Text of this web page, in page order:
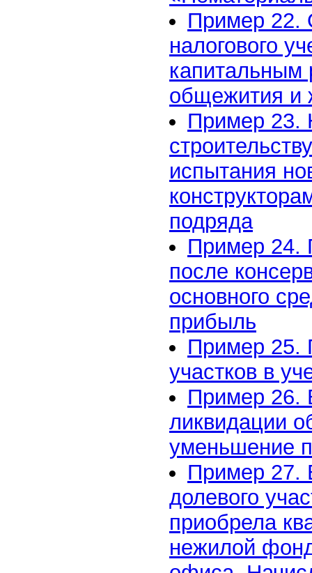
Пример 22.
налогового
общежития и
Пример 23.
испытания
подряда
Пример 24.
после
основного
прибыль
Пример 25.
участков в
Пример 26.
ликвидации
уменьшение
Пример 27.
долевого
приобрела
нежилой